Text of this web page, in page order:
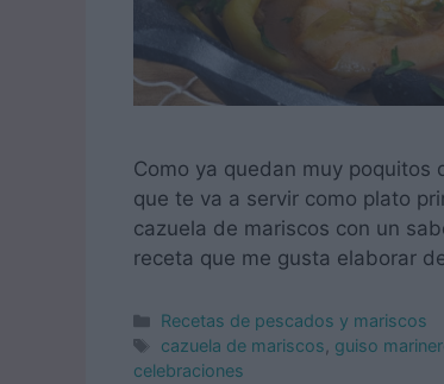
Como ya quedan muy
que te va a servir como plato
cazuela de mariscos con un
receta que me gusta elaborar
Categorías
Recetas de pescados y mariscos
Etiquetas
cazuela de mariscos guiso
celebraciones